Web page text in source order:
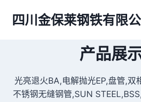
四川金保莱钢铁有限
产品展
光亮退火BA,电解抛光EP,盘管,双
不锈钢无缝钢管,SUN